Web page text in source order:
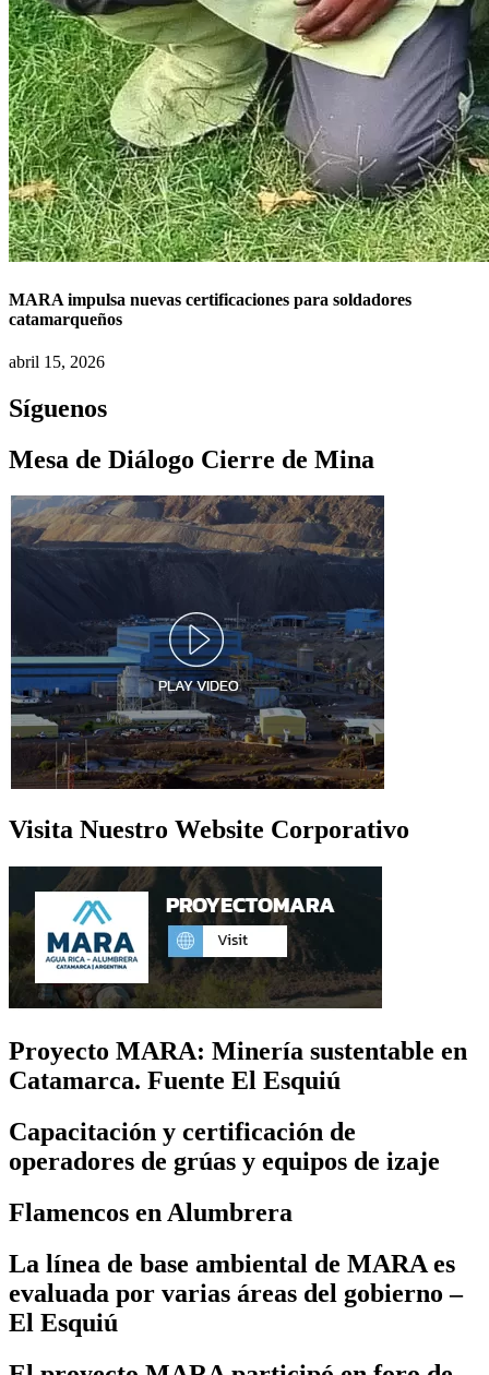
MARA impulsa nuevas certificaciones para soldadores
catamarqueños
abril 15, 2026
Síguenos
Mesa de Diálogo Cierre de Mina
Visita Nuestro Website Corporativo
Proyecto MARA: Minería sustentable en
Catamarca. Fuente El Esquiú
Capacitación y certificación de
operadores de grúas y equipos de izaje
Flamencos en Alumbrera
La línea de base ambiental de MARA es
evaluada por varias áreas del gobierno –
El Esquiú